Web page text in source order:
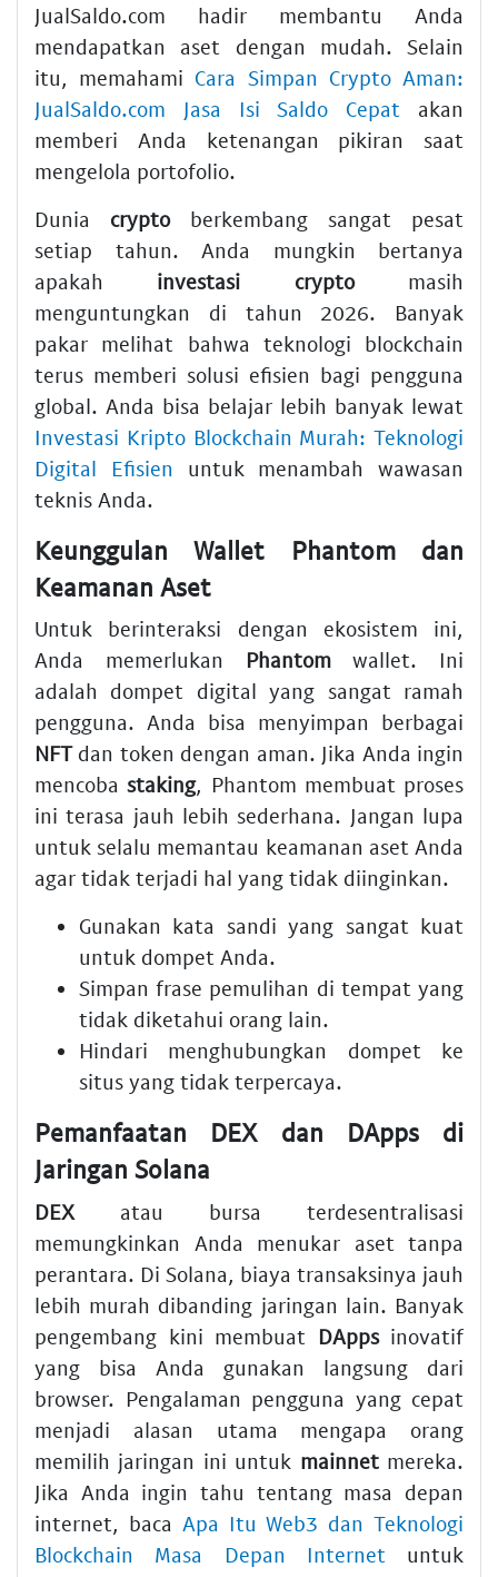
JualSaldo.com hadir membantu Anda
mendapatkan aset dengan mudah. Selain
itu, memahami Cara Simpan Crypto Aman:
JualSaldo.com Jasa Isi Saldo Cepat akan
memberi Anda ketenangan pikiran saat
mengelola portofolio.
Dunia cryptoberkembang sangat pesat
setiap tahun. Anda mungkin bertanya
apakah investasi cryptomasih
menguntungkan di tahun 2026. Banyak
pakar melihat bahwa teknologi blockchain
terus memberi solusi efisien bagi pengguna
global. Anda bisa belajar lebih banyak lewat
Investasi Kripto Blockchain Murah: Teknologi
Digital Efisien untuk menambah wawasan
teknis Anda.
Keunggulan Wallet Phantom dan
Keamanan Aset
Untuk berinteraksi dengan ekosistem ini,
Anda memerlukan
Phantomwallet. Ini
adalah dompet digital yang sangat ramah
pengguna. Anda bisa menyimpan berbagai
NFTdan token dengan aman. Jika Anda ingin
mencobastaking, Phantom membuat proses
ini terasa jauh lebih sederhana. Jangan lupa
untuk selalu memantau keamanan aset Anda
agar tidak terjadi hal yang tidak diinginkan.
Gunakan kata sandi yang sangat kuat
untuk dompet Anda.
Simpan frase pemulihan di tempat yang
tidak diketahui orang lain.
Hindari menghubungkan dompet ke
situs yang tidak terpercaya.
Pemanfaatan DEX dan DApps di
Jaringan Solana
DEX atau bursa terdesentralisasi
memungkinkan Anda menukar aset tanpa
perantara. Di Solana, biaya transaksinya jauh
lebih murah dibanding jaringan lain. Banyak
pengembang kini membuat
DAppsinovatif
yang bisa Anda gunakan langsung dari
browser. Pengalaman pengguna yang cepat
menjadi alasan utama mengapa orang
memilih jaringan ini untuk mainnetmereka.
Jika Anda ingin tahu tentang masa depan
internet, baca Apa Itu Web3 dan Teknologi
Blockchain Masa Depan Internet untuk